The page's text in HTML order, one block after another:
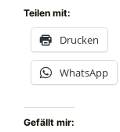
Teilen mit:
Drucken
WhatsApp
Gefällt mir: